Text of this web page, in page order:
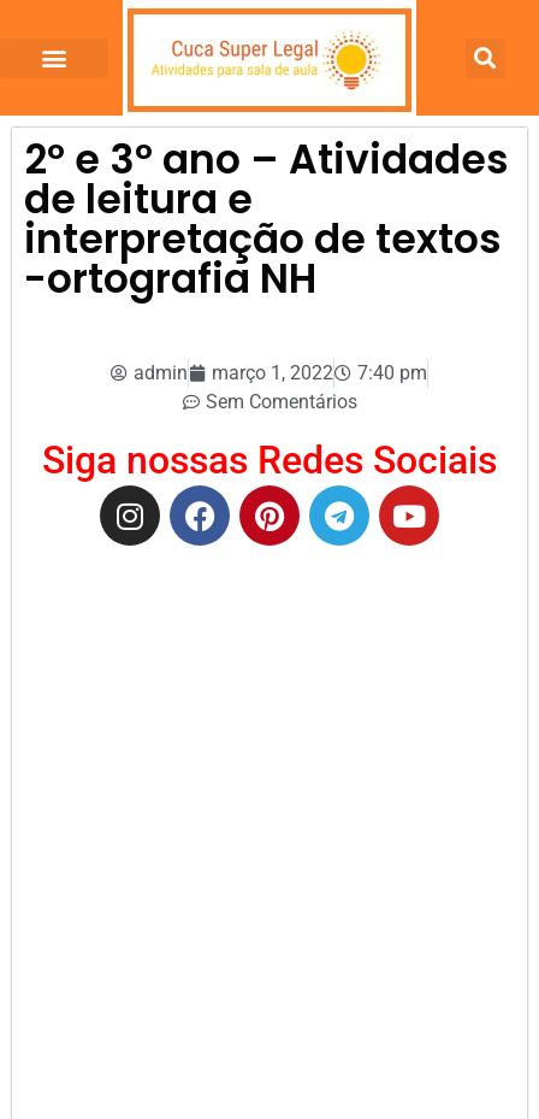
2º e 3º ano – Atividades
de leitura e
interpretação de textos
-ortografia NH
admin março 1, 2022
7:40 pm
Sem Comentários
Siga nossas Redes Sociais